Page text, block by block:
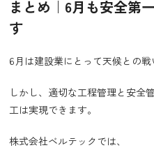
まとめ｜6月も安全第
す
6月は建設業にとって天候との戦
しかし、適切な工程管理と安全
工は実現できます。
株式会社ベルテックでは、